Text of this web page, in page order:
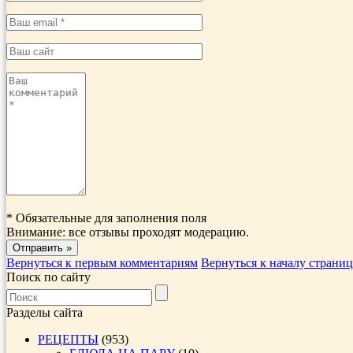
* Обязательные для заполнения поля
Внимание: все отзывы проходят модерацию.
Вернуться к первым комментариям Вернуться к началу
Поиск по сайту
Разделы сайта
РЕЦЕПТЫ (953)